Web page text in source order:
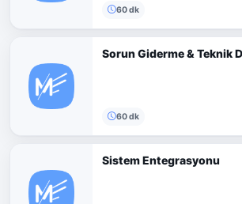
60 dk
Sorun Giderme & Teknik
60 dk
Sistem Entegrasyonu